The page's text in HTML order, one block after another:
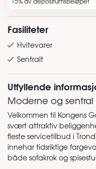
Fasiliteter
Hvitevarer
Sentralt
Utfyllende
Moderne og sentral
Velkommen til Kongens
svært attraktiv
fleste servicetilbud i
innehar tidsriktige
både sofakrok og